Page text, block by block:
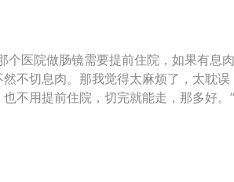
个医院做肠镜需要提前住院，如果有息肉
不切息肉。那我觉得太麻烦了，太耽误
不用提前住院，切完就能走，那多好。”